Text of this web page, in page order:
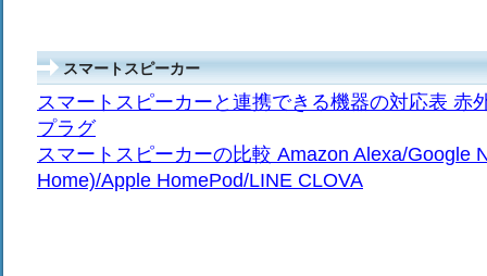
スマートスピーカー
スマートスピーカーと連携できる機器の対応表 赤
プラグ
スマートスピーカーの比較 Amazon Alexa/Google
Home)/Apple HomePod/LINE CLOVA